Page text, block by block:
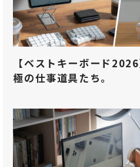
【ベストキーボード
極の仕事道具たち。